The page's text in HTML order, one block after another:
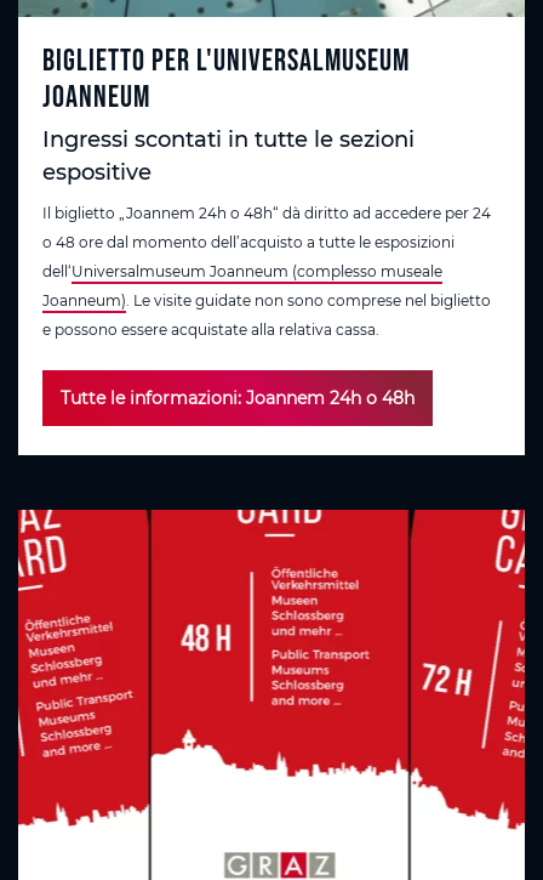
Biglietto per l'Universalmuseum
Joanneum
Ingressi scontati in tutte le sezioni
espositive
Il biglietto „Joannem 24h o 48h“ dà diritto ad accedere per 24
o 48 ore dal momento dell’acquisto a tutte le esposizioni
dell‘Universalmuseum Joanneum (complesso museale
Joanneum) . Le visite guidate non sono comprese nel biglietto
e possono essere acquistate alla relativa cassa.
Tutte le informazioni: Joannem 24h o 48h